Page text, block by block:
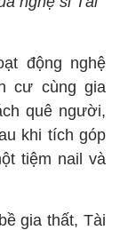
động nghệ
cư cùng gia
quê người,
khi tích góp
tiệm nail và
gia thất, Tài